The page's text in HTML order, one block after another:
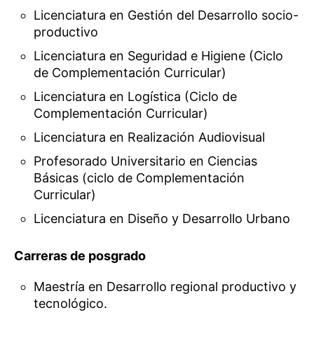
Licenciatura en Gestión del Desarrollo socio-
productivo
Licenciatura en Seguridad e Higiene (Ciclo
de Complementación Curricular)
Licenciatura en Logística (Ciclo de
Complementación Curricular)
Licenciatura en Realización Audiovisual
Profesorado Universitario en Ciencias
Básicas (ciclo de Complementación
Curricular)
Licenciatura en Diseño y Desarrollo Urbano
Carreras de posgrado
Maestría en Desarrollo regional productivo y
tecnológico.